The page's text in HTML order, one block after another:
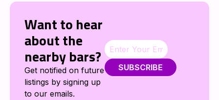
Want to hear
about the
nearby bars?
Get notified on future
listings by signing up
to our emails.
SUBSCRIBE